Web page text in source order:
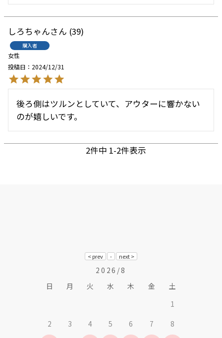
しろちゃん 39
購入者
女性
投稿日
2024/12/31
後ろ側はツルンとしていて、アウターに響かない
のが嬉しいです。
2件中 1-2件表示
2026/8
日
月 火 水 木 金
土
1
2
3 4 5 6 7
8